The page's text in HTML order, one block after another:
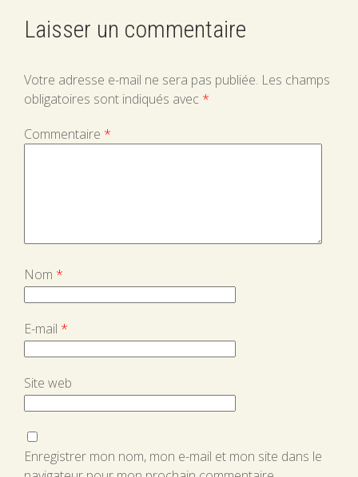
Laisser un commentaire
Votre adresse e-mail ne sera pas publiée. Les champs
obligatoires sont indiqués avec *
Commentaire *
Nom *
E-mail *
Site web
Enregistrer mon nom, mon e-mail et mon site dans le